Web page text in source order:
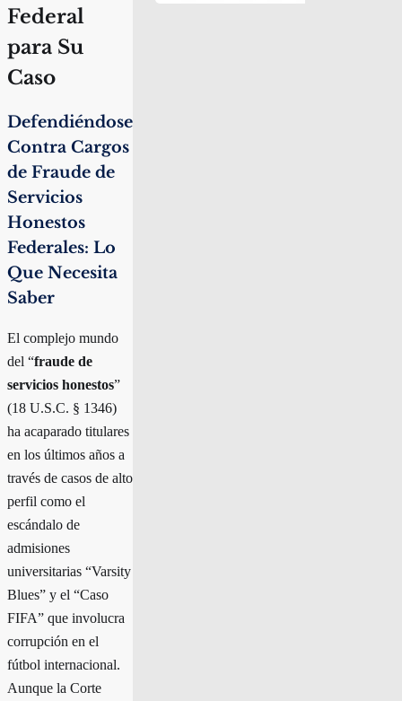
Federal
para Su
Caso
Defendiéndose
Contra Cargos
de Fraude de
Servicios
Honestos
Federales: Lo
Que Necesita
Saber
El complejo mundo
del “fraude de
servicios honestos”
(18 U.S.C. § 1346)
ha acaparado titulares
en los últimos años a
través de casos de alto
perfil como el
escándalo de
admisiones
universitarias “Varsity
Blues” y el “Caso
FIFA” que involucra
corrupción en el
fútbol internacional.
Aunque la Corte